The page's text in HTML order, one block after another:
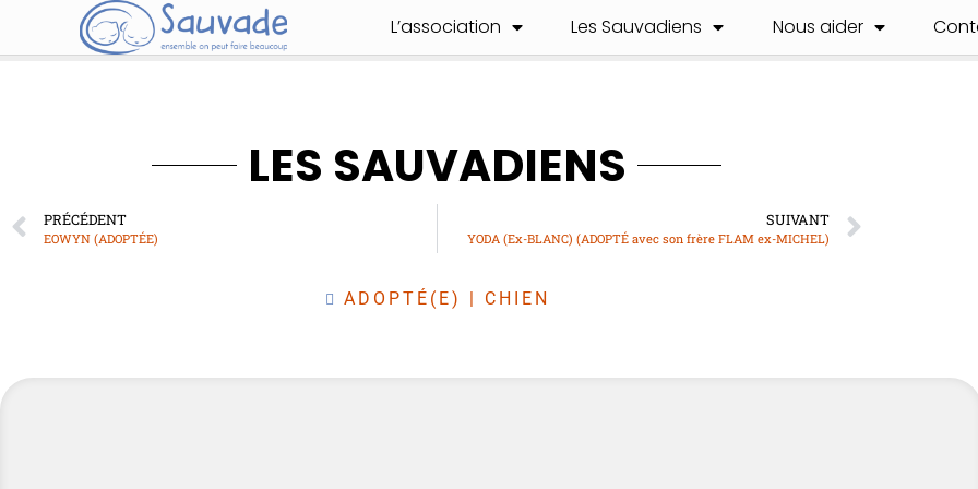
L’association Les Sauvadiens Nous aider
LES SAUVADIENS
PRÉCÉDENT
EOWYN (ADOPTÉE)
SUIVANT
YODA (Ex-BLANC) (ADOPTÉ avec son frère FLAM ex-MICHEL)
ADOPTÉ(E) | CHIEN